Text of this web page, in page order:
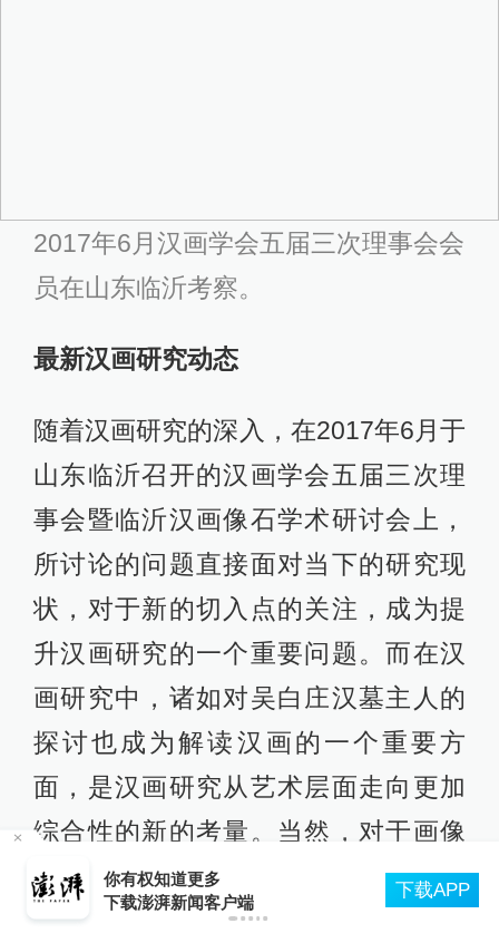
2017年6月汉画学会五届三次理事会会
员在山东临沂考察。
最新汉画研究动态
随着汉画研究的深入，在2017年6月于
山东临沂召开的汉画学会五届三次理
事会暨临沂汉画像石学术研讨会上，
所讨论的问题直接面对当下的研究现
状，对于新的切入点的关注，成为提
升汉画研究的一个重要问题。而在汉
画研究中，诸如对吴白庄汉墓主人的
探讨也成为解读汉画的一个重要方
面，是汉画研究从艺术层面走向更加
综合性的新的考量。当然，对于画像
石所处空间的考察，也在拓片以及艺
术形象之外，更多的结合墓室空间而
你有权知道更多
下载澎湃新闻客户端
下载APP